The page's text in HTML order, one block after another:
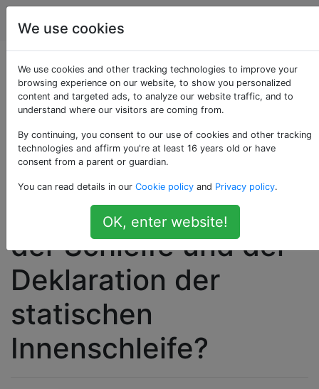
Arduino
Was ist der
Unterschied
zwischen der
Deklaration einer
Variablen außerhalb
der Schleife und der
Deklaration der
statischen
Innenschleife?
We use cookies
We use cookies and other tracking technologies to improve your
browsing experience on our website, to show you personalized
content and targeted ads, to analyze our website traffic, and to
understand where our visitors are coming from.
By continuing, you consent to our use of cookies and other tracking
technologies and affirm you're at least 16 years old or have
consent from a parent or guardian.
You can read details in our Cookie policy and Privacy policy.
OK, enter website!